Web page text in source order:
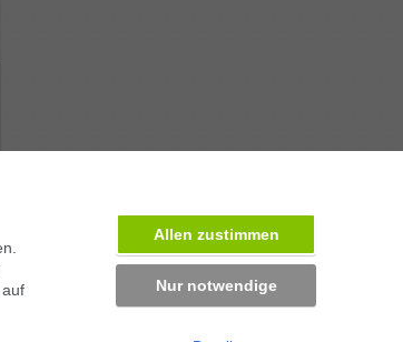
Allen zustimmen
Nur notwendige